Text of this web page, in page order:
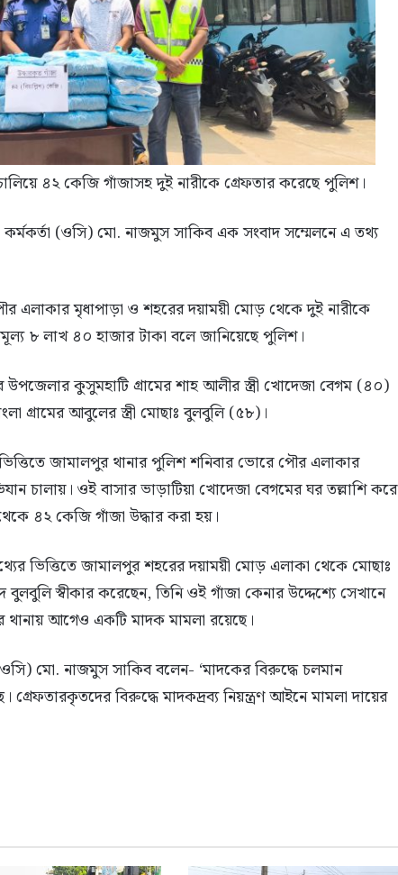
৪২ কেজি গাঁজাসহ দুই নারীকে গ্রেফতার করেছে পুলিশ।
(ওসি) মো. নাজমুস সাকিব এক সংবাদ সম্মেলনে এ তথ্য
মৃধাপাড়া ও শহরের দয়াময়ী মোড় থেকে দুই নারীকে
৮ লাখ ৪০ হাজার টাকা বলে জানিয়েছে পুলিশ।
কুসুমহাটি গ্রামের শাহ আলীর স্ত্রী খোদেজা বেগম (৪০)
গ্রামের আবুলের স্ত্রী মোছাঃ বুলবুলি (৫৮)।
জামালপুর থানার পুলিশ শনিবার ভোরে পৌর এলাকার
চালায়। ওই বাসার ভাড়াটিয়া খোদেজা বেগমের ঘর তল্লাশি করে
৪২ কেজি গাঁজা উদ্ধার করা হয়।
ভিত্তিতে জামালপুর শহরের দয়াময়ী মোড় এলাকা থেকে মোছাঃ
স্বীকার করেছেন, তিনি ওই গাঁজা কেনার উদ্দেশ্যে সেখানে
আগেও একটি মাদক মামলা রয়েছে।
মো. নাজমুস সাকিব বলেন- ‘মাদকের বিরুদ্ধে চলমান
বিরুদ্ধে মাদকদ্রব্য নিয়ন্ত্রণ আইনে মামলা দায়ের